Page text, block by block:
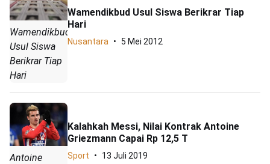
Wamendikbud
Usul Siswa
Berikrar Tiap
Hari
Wamendikbud Usul Siswa Berikrar Tiap
Hari
Nusantara 5 Mei 2012
Antoine
Kalahkah Messi, Nilai Kontrak Antoine
Griezmann Capai Rp 12,5 T
Sport 13 Juli 2019